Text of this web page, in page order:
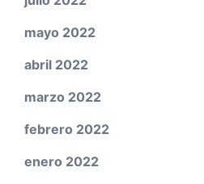
mayo 2022
abril 2022
marzo 2022
febrero 2022
enero 2022